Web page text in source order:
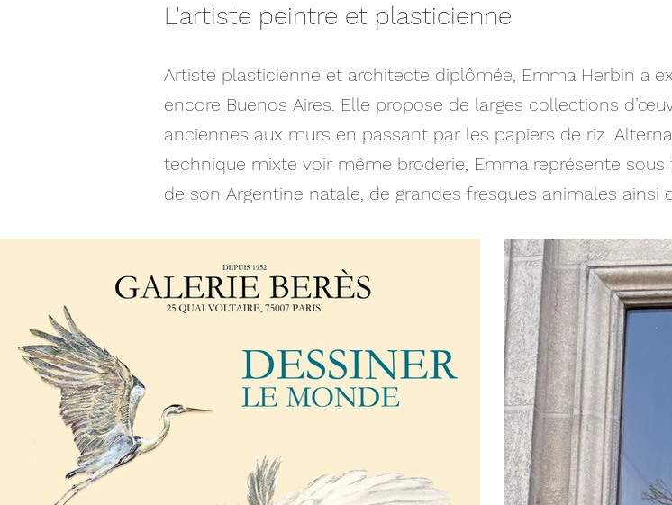
L'artiste peintre et plasticienne
Artiste plasticienne et architecte diplômée, Emma Herbin a
encore Buenos Aires. Elle propose de larges collections
anciennes aux murs en passant par les papiers de riz.
technique mixte voir même broderie, Emma représente
de son Argentine natale, de grandes fresques animales ainsi